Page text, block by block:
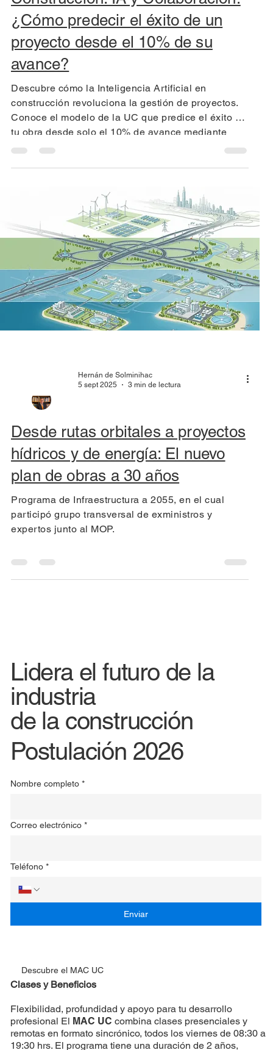
¿Cómo predecir el éxito de un
proyecto desde el 10% de su
avance?
Descubre cómo la Inteligencia Artificial en
construcción revoluciona la gestión de proyectos.
Conoce el modelo de la UC que predice el éxito de
tu obra desde solo el 10% de avance mediante
datos y colaboración humana.
Hernán de Solminihac
5 sept 2025
3 min de lectura
Desde rutas orbitales a proyectos
hídricos y de energía: El nuevo
plan de obras a 30 años
Programa de Infraestructura a 2055, en el cual
participó grupo transversal de exministros y
expertos junto al MOP.
Descubre el MAC UC
Clases y Beneficios
Flexibilidad, profundidad y apoyo para tu desarrollo
profesional El MAC UC combina clases presenciales y
remotas en formato sincrónico, todos los viernes de 08:30 a
19:30 hrs. El programa tiene una duración de 2 años,
Lidera el futuro de la
industria
de la construcción
Nombre completo *
Correo electrónico *
Teléfono *
Enviar
Postulación 2026